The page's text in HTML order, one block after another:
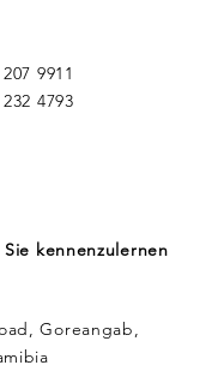
9911
4793
kennenzulernen
Goreangab,